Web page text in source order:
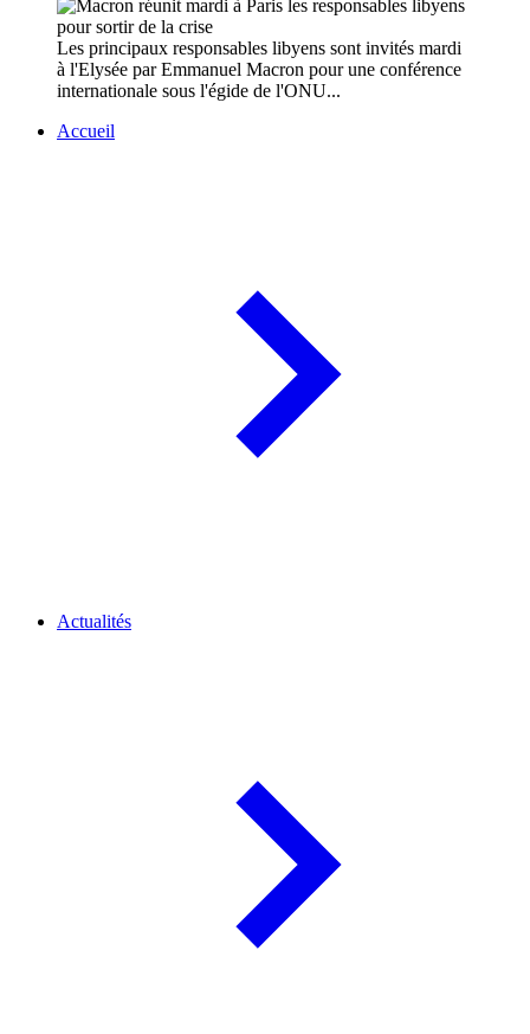
Les principaux responsables libyens sont invités mardi
à l'Elysée par Emmanuel Macron pour une conférence
internationale sous l'égide de l'ONU...
Accueil
Actualités